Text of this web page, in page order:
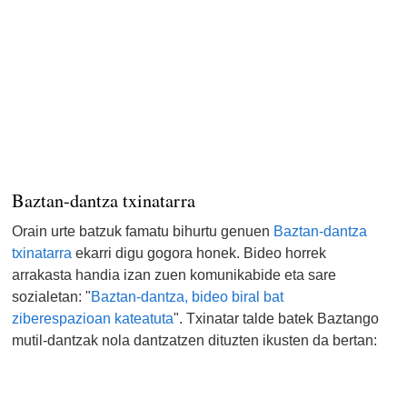
Baztan-dantza txinatarra
Orain urte batzuk famatu bihurtu genuen Baztan-dantza
txinatarra ekarri digu gogora honek. Bideo horrek
arrakasta handia izan zuen komunikabide eta sare
sozialetan: "Baztan-dantza, bideo biral bat
ziberespazioan kateatuta". Txinatar talde batek Baztango
mutil-dantzak nola dantzatzen dituzten ikusten da bertan: